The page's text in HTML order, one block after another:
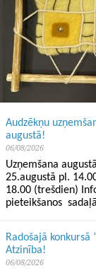
Audzēkņu
augustā!
06/08/2026
Uzņemšana
25.augustā pl.
18.00 (trešdien)
pieteikšanos
Radošajā
Atzinība!
06/08/2026